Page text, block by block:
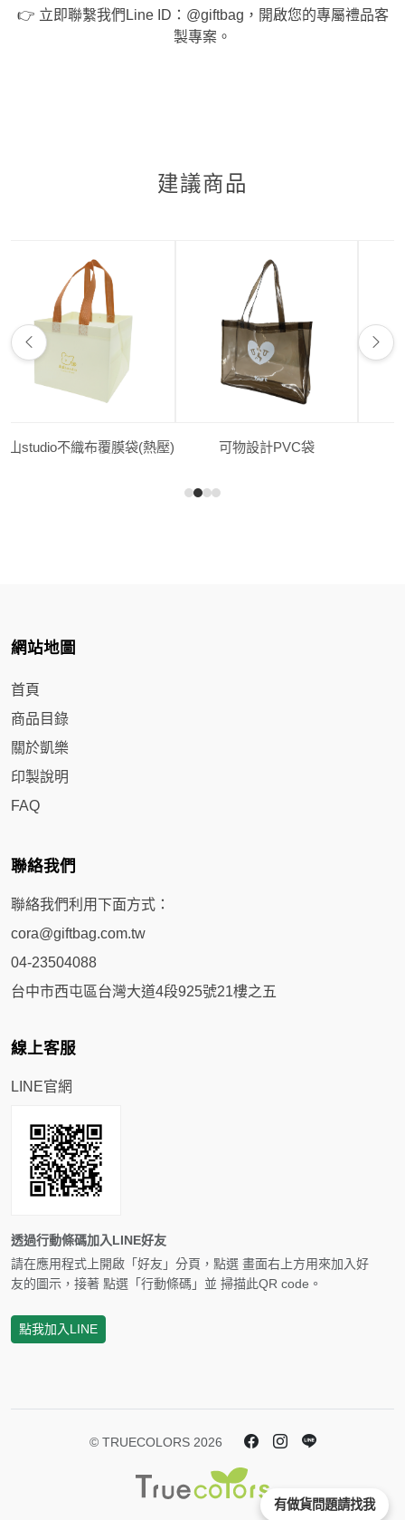
👉 立即聯繫我們Line ID：@giftbag，開啟您的專屬禮品客
製專案。
建議商品
studio不織布覆膜袋(熱壓) 可物設計PVC袋
網站地圖
首頁
商品目錄
關於凱樂
印製說明
FAQ
聯絡我們
聯絡我們利用下面方式：
cora@giftbag.com.tw
04-23504088
台中市西屯區台灣大道4段925號21樓之五
線上客服
LINE官網
透過行動條碼加入LINE好友
請在應用程式上開啟「好友」分頁，點選 畫面右上方用來加入好
友的圖示，接著 點選「行動條碼」並 掃描此QR code。
點我加入LINE
© TRUECOLORS 2026
有做貨問題請找我